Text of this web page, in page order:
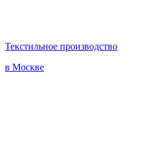
Текстильное производство
в Москве